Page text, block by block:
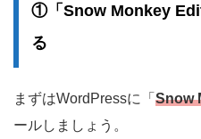
①「Snow Monkey
る
まずはWordPressに「 Snow
ールしましょう。